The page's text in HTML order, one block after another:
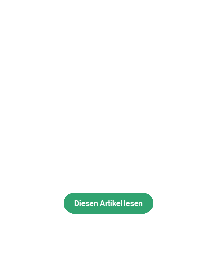
Diesen Artikel lesen
Diesen Artikel lesen